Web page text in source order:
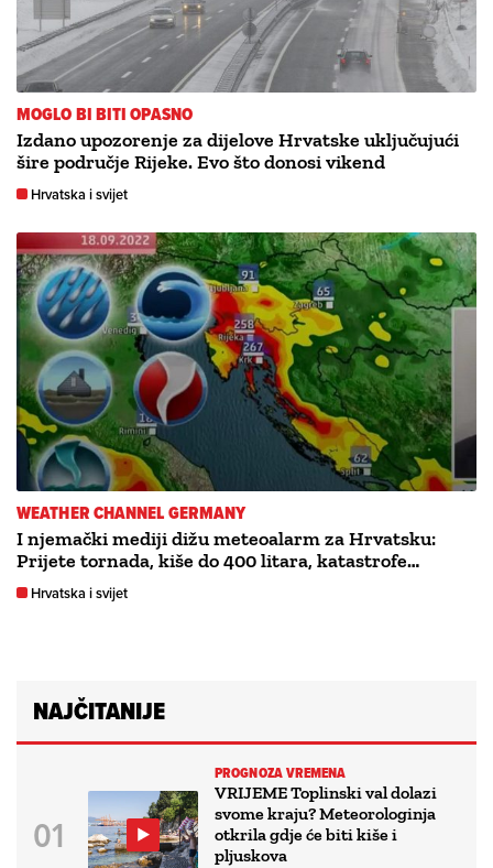
MOGLO BI BITI OPASNO
Izdano upozorenje za dijelove Hrvatske uključujući
šire područje Rijeke. Evo što donosi vikend
Hrvatska i svijet
WEATHER CHANNEL GERMANY
I njemački mediji dižu meteoalarm za Hrvatsku:
Prijete tornada, kiše do 400 litara, katastrofe…
Hrvatska i svijet
NAJČITANIJE
PROGNOZA VREMENA
VRIJEME Toplinski val dolazi
svome kraju? Meteorologinja
otkrila gdje će biti kiše i
pljuskova